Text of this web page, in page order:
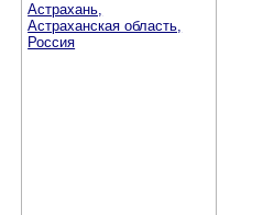
Астрахань,
Астраханская область,
Россия